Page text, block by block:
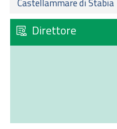
Direttore